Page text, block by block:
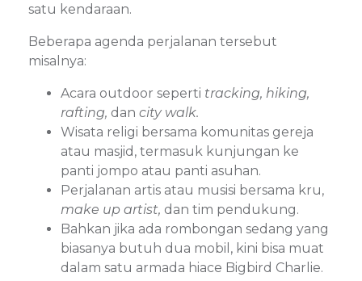
satu kendaraan.
Beberapa agenda perjalanan tersebut
misalnya:
Acara outdoor seperti tracking, hiking,
rafting, dan city walk.
Wisata religi bersama komunitas gereja
atau masjid, termasuk kunjungan ke
panti jompo atau panti asuhan.
Perjalanan artis atau musisi bersama kru,
make up artist, dan tim pendukung.
Bahkan jika ada rombongan sedang yang
biasanya butuh dua mobil, kini bisa muat
dalam satu armada hiace Bigbird Charlie.